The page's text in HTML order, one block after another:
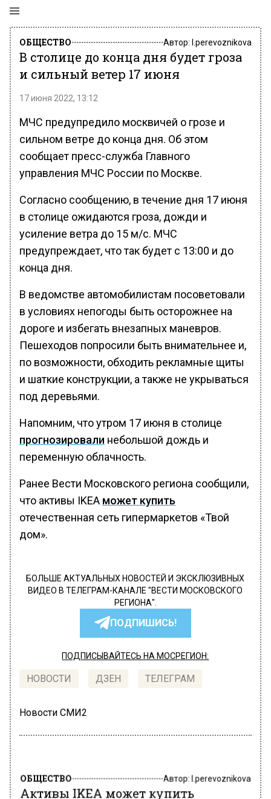
ОБЩЕСТВО Автор: l.perevoznikova
В столице до конца дня будет гроза
и сильный ветер 17 июня
17 июня 2022, 13:12
МЧС предупредило москвичей о грозе и
сильном ветре до конца дня. Об этом
сообщает пресс-служба Главного
управления МЧС России по Москве.
Согласно сообщению, в течение дня 17 июня
в столице ожидаются гроза, дожди и
усиление ветра до 15 м/с. МЧС
предупреждает, что так будет с 13:00 и до
конца дня.
В ведомстве автомобилистам посоветовали
в условиях непогоды быть осторожнее на
дороге и избегать внезапных маневров.
Пешеходов попросили быть внимательнее и,
по возможности, обходить рекламные щиты
и шаткие конструкции, а также не укрываться
под деревьями.
Напомним, что утром 17 июня в столице
прогнозировали небольшой дождь и
переменную облачность.
Ранее Вести Московского региона сообщили,
что активы IKEA может купить
отечественная сеть гипермаркетов «Твой
дом».
БОЛЬШЕ АКТУАЛЬНЫХ НОВОСТЕЙ И ЭКСКЛЮЗИВНЫХ
ВИДЕО В ТЕЛЕГРАМ-КАНАЛЕ "ВЕСТИ МОСКОВСКОГО
РЕГИОНА".
ПОДПИШИСЬ!
ПОДПИСЫВАЙТЕСЬ НА МОСРЕГИОН:
НОВОСТИ ДЗЕН ТЕЛЕГРАМ
Новости СМИ2
ОБЩЕСТВО Автор:l.perevoznikova
Активы IKEA может купить